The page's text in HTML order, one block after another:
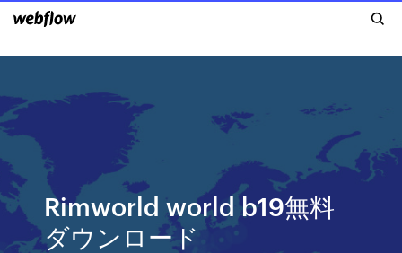
Rimworld world b19無料
ダウンロード